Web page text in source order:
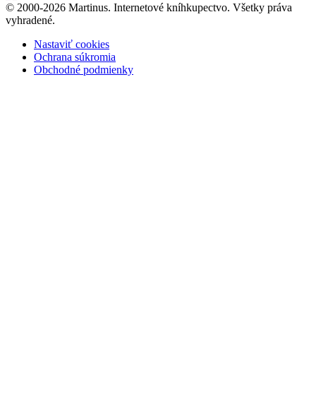
© 2000-2026 Martinus. Internetové kníhkupectvo. Všetky práva
vyhradené.
Nastaviť cookies
Ochrana súkromia
Obchodné podmienky